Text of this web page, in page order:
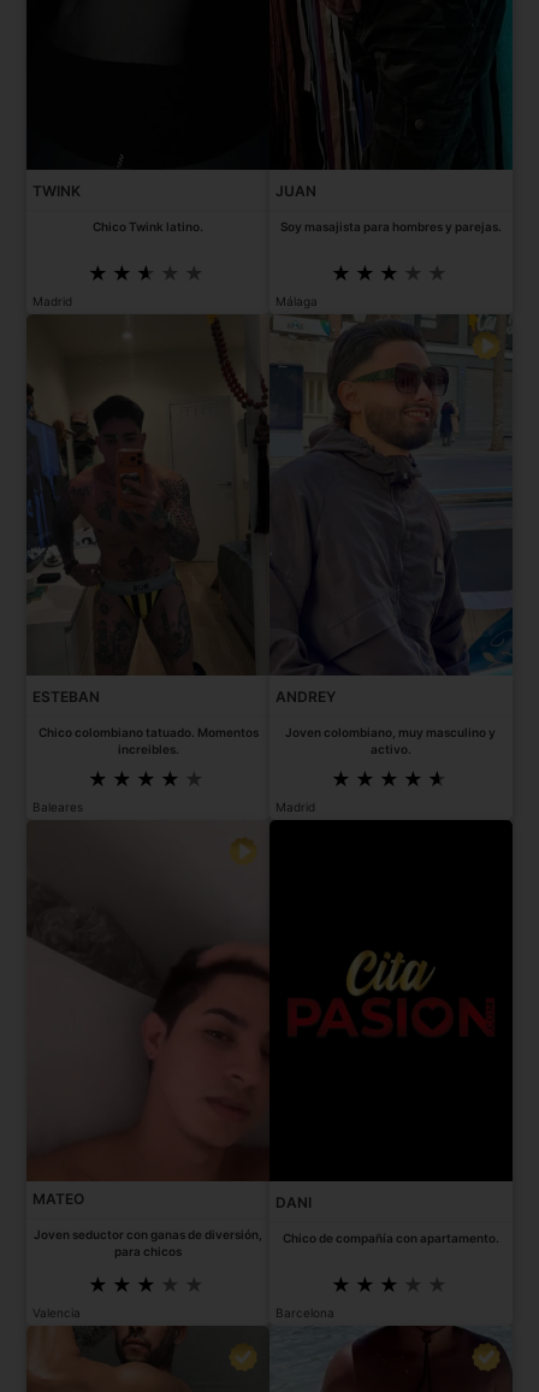
TWINK
Chico Twink latino.
Madrid
JUAN
Soy masajista para hombres y parejas.
Málaga
ESTEBAN
Chico colombiano tatuado. Momentos
increibles.
Baleares
ANDREY
Joven colombiano, muy masculino y
activo.
Madrid
MATEO
Joven seductor con ganas de diversión,
para chicos
Valencia
DANI
Chico de compañía con apartamento.
Barcelona